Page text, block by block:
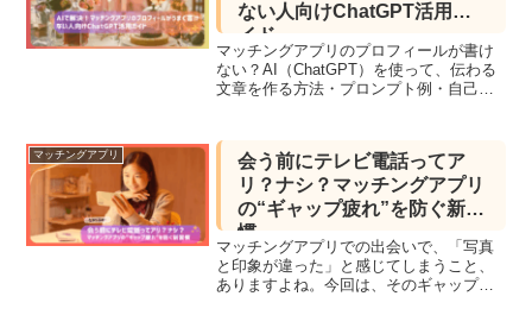
ない人向けChatGPT活用ガ
イド
マッチングアプリのプロフィールが書け
ない？AI（ChatGPT）を使って、伝わる
文章を作る方法・プロンプト例・自己分
マッチングアプリ
会う前にテレビ電話ってア
リ？ナシ？マッチングアプリ
の“ギャップ疲れ”を防ぐ新習
慣
マッチングアプリでの出会いで、「写真
と印象が違った」と感じてしまうこと、
ありますよね。今回は、そのギャップ疲